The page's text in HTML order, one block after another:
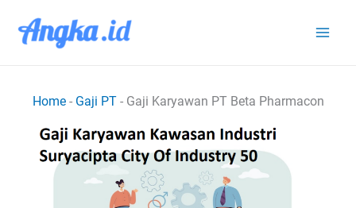
Home- Gaji PT- Gaji Karyawan PT Beta Pharmacon